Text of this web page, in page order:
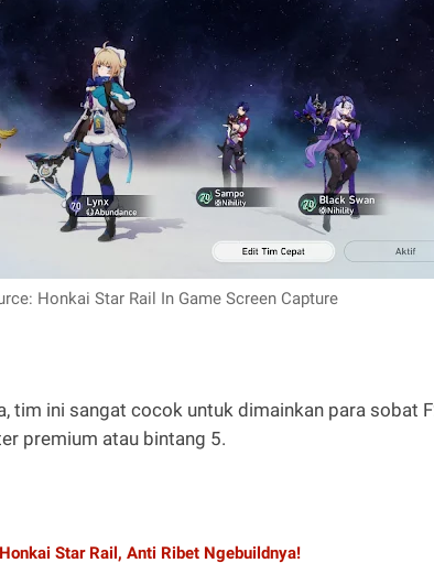
Honkai Star Rail In Game Screen Capture
tim ini sangat cocok untuk dimainkan para sobat
premium atau bintang 5.
Star Rail, Anti Ribet Ngebuildnya!